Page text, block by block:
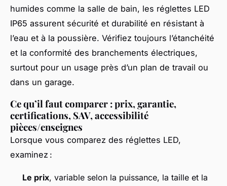
humides comme la salle de bain, les réglettes LED
IP65 assurent sécurité et durabilité en résistant à
l’eau et à la poussière. Vérifiez toujours l’étanchéité
et la conformité des branchements électriques,
surtout pour un usage près d’un plan de travail ou
dans un garage.
Ce qu’il faut comparer : prix, garantie,
certifications, SAV, accessibilité
pièces/enseignes
Lorsque vous comparez des réglettes LED,
examinez :
Le prix, variable selon la puissance, la taille et la